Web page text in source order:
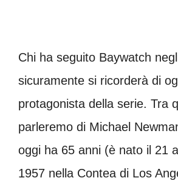
Chi ha seguito Baywatch
sicuramente si ricorderà di
protagonista della serie. Tra
parleremo di Michael
oggi ha 65 anni (è nato il 21
1957 nella Contea di Los